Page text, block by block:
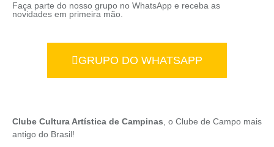
Faça parte do nosso grupo no WhatsApp e receba as
novidades em primeira mão.
GRUPO DO WHATSAPP
Clube Cultura Artística de Campinas , o Clube de Campo mais
antigo do Brasil!